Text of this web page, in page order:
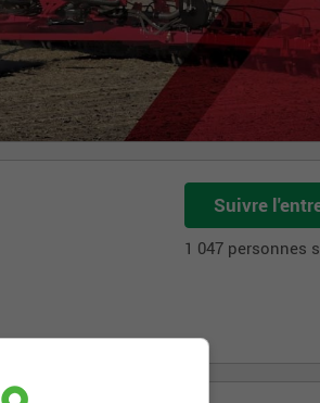
Suivre
1 047 personnes